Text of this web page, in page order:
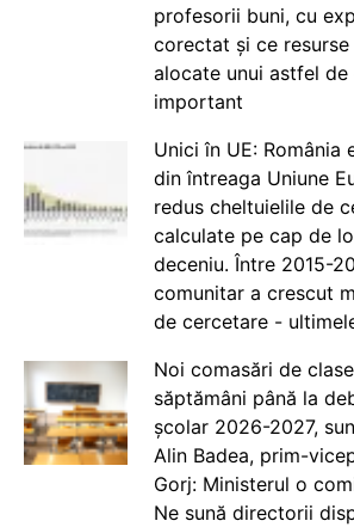
profesorii buni, cu
corectat și ce
alocate unui astfel de
important
Unici în UE: România
din întreaga Uniune
redus cheltuielile de
calculate pe cap de
deceniu. Între 2015-
comunitar a crescut
de cercetare -
Noi comasări de
săptămâni până la
școlar 2026-2027,
Alin Badea, prim-
Gorj: Ministerul o
Ne sună directorii